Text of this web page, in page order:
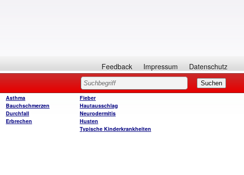
Feedback Impressum Datenschutz
Asthma
Bauchschmerzen
Durchfall
Erbrechen
Fieber
Hautausschlag
Neurodermitis
Husten
Typische Kinderkrankheiten